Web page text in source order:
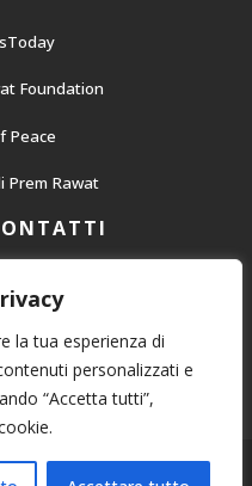
la tua esperienza di
personalizzati e
“Accetta tutti”,
Foundation
Peace
Prem Rawat